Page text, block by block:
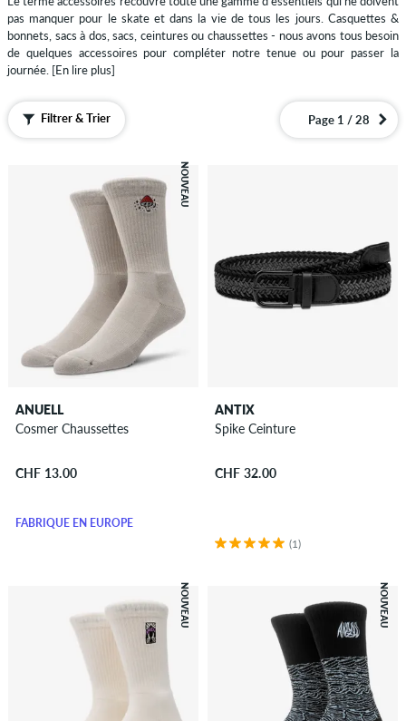
tissus
Ceintures
Vegan
Chaussettes
Chèques
cadeau
Echarpes
Magazines
/
Livres
Sacs
Sacs
de
Sacs
voyage
valises
pas manquer pour le skate et dans la vie de tous les jours. Casquettes &
bonnets, sacs à dos, sacs, ceintures ou chaussettes - nous avons tous besoin
de quelques accessoires pour compléter notre tenue ou pour passer la
journée. [En lire plus]
Filtrer & Trier Page 1 / 28
NOUVEAU
ANUELL
Cosmer Chaussettes
CHF 13.00
FABRIQUÉ EN EUROPE
ANTIX
Spike Ceinture
CHF 32.00
(1)
NOUVEAU NOUVEAU